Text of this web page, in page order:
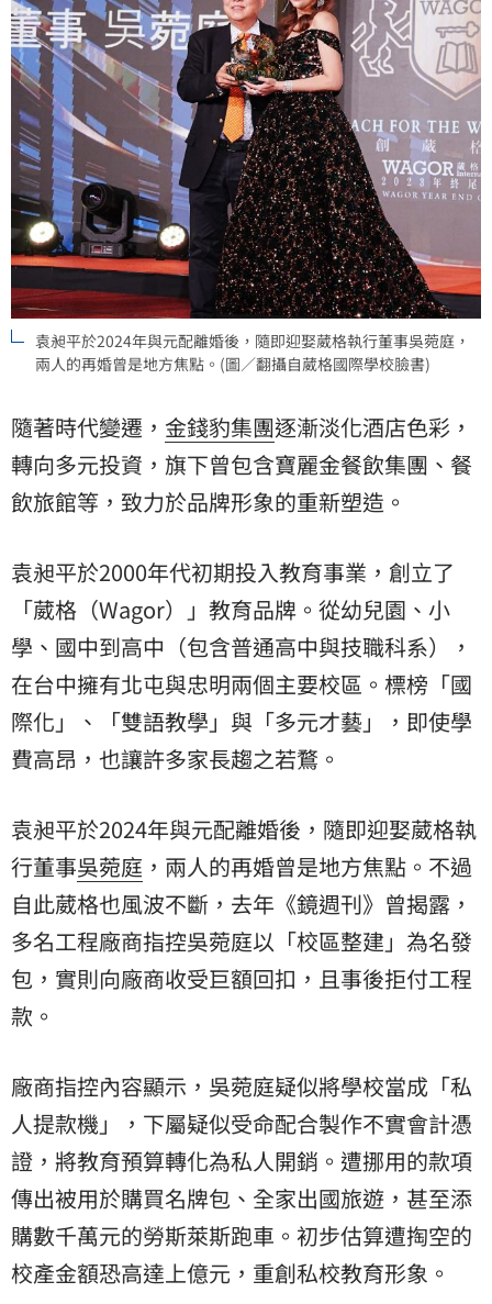
袁昶平於2024年與元配離婚後，隨即迎娶葳格執行董事吳菀庭，
兩人的再婚曾是地方焦點。(圖／翻攝自葳格國際學校臉書)
隨著時代變遷， 金錢豹集團逐漸淡化酒店色彩，
轉向多元投資，旗下曾包含寶麗金餐飲集團、餐
飲旅館等，致力於品牌形象的重新塑造。
袁昶平於2000年代初期投入教育事業，創立了
「葳格（Wagor）」教育品牌。從幼兒園、小
學、國中到高中（包含普通高中與技職科系），
在台中擁有北屯與忠明兩個主要校區。標榜「國
際化」、「雙語教學」與「多元才藝」，即使學
費高昂，也讓許多家長趨之若鶩。
袁昶平於2024年與元配離婚後，隨即迎娶葳格執
行董事吳菀庭 ，兩人的再婚曾是地方焦點。不過
自此葳格也風波不斷，去年《鏡週刊》曾揭露，
多名工程廠商指控吳菀庭以「校區整建」為名發
包，實則向廠商收受巨額回扣，且事後拒付工程
款。
廠商指控內容顯示，吳菀庭疑似將學校當成「私
人提款機」，下屬疑似受命配合製作不實會計憑
證，將教育預算轉化為私人開銷。遭挪用的款項
傳出被用於購買名牌包、全家出國旅遊，甚至添
購數千萬元的勞斯萊斯跑車。初步估算遭掏空的
校產金額恐高達上億元，重創私校教育形象。